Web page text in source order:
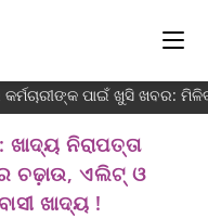
ପାଇଁ ଖୁସି ଖବର:
ନିରାପତ୍ତା
ଚଢ଼ାଉ, ଏଲିଟ୍ ଓ
ଖାଦ୍ୟ !